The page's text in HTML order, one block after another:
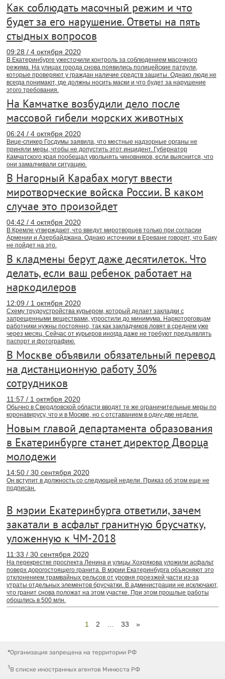
Как соблюдать масочный режим и что
будет за его нарушение. Ответы на пять
стыдных вопросов
09:28 / 4 октября 2020
В Екатеринбурге ужесточили контроль за соблюдением масочного
режима. На улицах города снова появились полицейские патрули,
которые проверяют у граждан наличие средств защиты. Однако люди не
всегда понимают, где должны носить маски и что будет за нарушение
этого требования.
На Камчатке возбудили дело после
массовой гибели морских животных
06:24 / 4 октября 2020
Вице-спикер Госдумы заявила, что местные надзорные органы не
приняли меры, чтобы не допустить этот инцидент. Губернатор
Камчатского края пообещал увольнять чиновников, если выяснится, что
они замалчивали ситуацию.
В Нагорный Карабах могут ввести
миротворческие войска России. В каком
случае это произойдет
04:42 / 4 октября 2020
В Кремле утверждают, что введут миротворцев только при согласии
Армении и Азербайджана. Однако источники в Ереване говорят, что Баку
не пойдет на это.
В кладмены берут даже десятилеток. Что
делать, если ваш ребенок работает на
наркодилеров
12:09 / 1 октября 2020
Схему трудоустройства курьером, который делает закладки с
запрещенными веществами, упростили до минимума. Наркоторговцам
работники нужны постоянно, так как закладчиков ловят в среднем уже
через месяц. Сейчас от курьеров иногда даже не требуют предъявлять
паспорт и фотографию.
В Москве объявили обязательный перевод
на дистанционную работу 30%
сотрудников
11:57 / 1 октября 2020
Обычно в Свердловской области вводят те же ограничительные меры по
коронавирусу, что и в Москве, но с отставанием в одну-две недели.
Новым главой департамента образования
в Екатеринбурге станет директор Дворца
молодежи
14:50 / 30 сентября 2020
Он вступит в должность со следующей недели. Приказ об этом еще не
подписан.
В мэрии Екатеринбурга ответили, зачем
закатали в асфальт гранитную брусчатку,
уложенную к ЧМ-2018
11:33 / 30 сентября 2020
На перекрестке проспекта Ленина и улицы Хохрякова уложили асфальт
поверх дорогостоящего гранита. В мэрии Екатеринбурга объясняют это
отклонением трамвайных рельсов от уровня проезжей части из-за
утраты отдельных элементов брусчатки. В администрации не исключают,
что гранит снова положат на этом участке. При этом прошлые работы
обошлись в 500 млн.
1 2 33 »
*Организация запрещена на территории РФ
1В списке иностранных агентов Минюста РФ